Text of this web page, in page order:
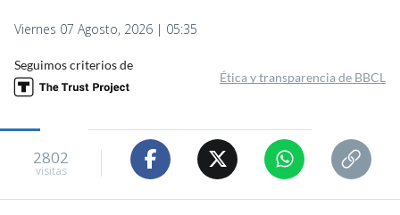
Viernes 07 Agosto, 2026 | 05:35
Seguimos criterios de
Ética y transparencia de BBCL
2802
visitas